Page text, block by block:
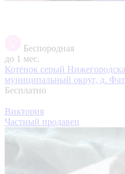
Беспородная
до 1 мес.
Котёнок серый
муниципальный округ, д.
Бесплатно
Виктория
Частный продавец